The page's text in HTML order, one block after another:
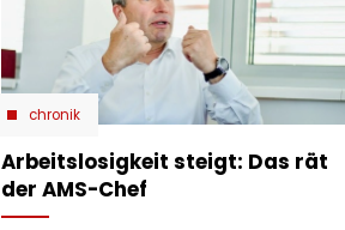
chronik
Arbeitslosigkeit steigt: Das rät
der AMS-Chef